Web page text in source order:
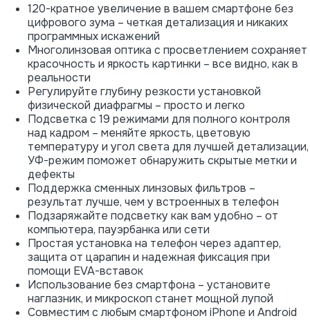
120-кратное увеличение в вашем смартфоне без
цифрового зума – четкая детализация и никаких
программных искажений
Многолинзовая оптика с просветлением сохраняет
красочность и яркость картинки – все видно, как в
реальности
Регулируйте глубину резкости установкой
физической диафрагмы – просто и легко
Подсветка с 19 режимами для полного контроля
над кадром – меняйте яркость, цветовую
температуру и угол света для лучшей детализации,
УФ-режим поможет обнаружить скрытые метки и
дефекты
Поддержка сменных линзовых фильтров –
результат лучше, чем у встроенных в телефон
Подзаряжайте подсветку как вам удобно – от
компьютера, пауэрбанка или сети
Простая установка на телефон через адаптер,
защита от царапин и надежная фиксация при
помощи EVA-вставок
Использование без смартфона – установите
наглазник, и микроскоп станет мощной лупой
Совместим с любым смартфоном iPhone и Android